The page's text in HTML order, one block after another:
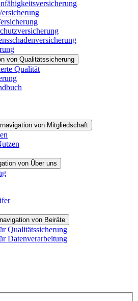
von Qualitätssicherung
Qualität
von Mitgliedschaft
von Über uns
von Beiräte
Qualitätssicherung
Datenverarbeitung